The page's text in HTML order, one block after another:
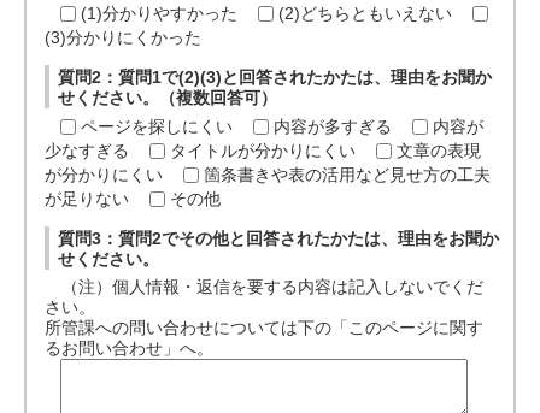
(1)分かりやすかった
(2)どちらともいえない
(3)分かりにくかった
質問2：質問1で(2)(3)と回答されたかたは、理由をお聞か
せください。（複数回答可）
ページを探しにくい
内容が多すぎる
内容が
少なすぎる
タイトルが分かりにくい
文章の表現
が分かりにくい
箇条書きや表の活用など見せ方の工夫
が足りない
その他
質問3：質問2でその他と回答されたかたは、理由をお聞か
せください。
（注）個人情報・返信を要する内容は記入しないでくだ
さい。
所管課への問い合わせについては下の「このページに関す
るお問い合わせ」へ。